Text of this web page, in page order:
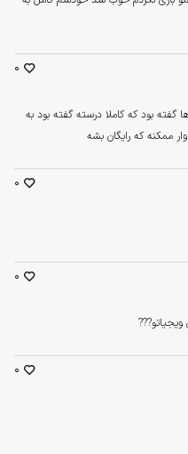
گفته بود که کاملا درسته گفته بود به
ممکنه که رایگان بشه
0
0
0
0